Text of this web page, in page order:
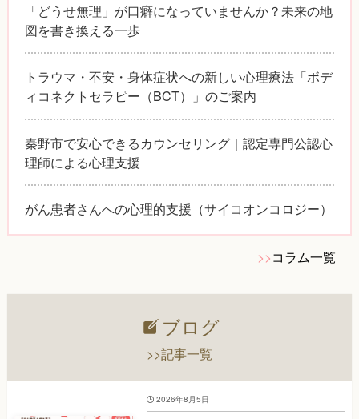
「どうせ無理」が口癖になっていませんか？未来の地
図を書き換える一歩
トラウマ・不安・身体症状への新しい心理療法「ボデ
ィコネクトセラピー（BCT）」のご案内
秦野市で安心できるカウンセリング｜認定専門公認心
理師による心理支援
がん患者さんへの心理的支援（サイコオンコロジー）
>>コラム一覧
ブログ
>>記事一覧
2026年8月5日